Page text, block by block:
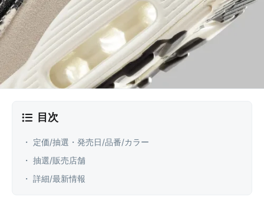
目次
・ 定価/抽選・発売日/品番/カラー
・ 抽選/販売店舗
・ 詳細/最新情報